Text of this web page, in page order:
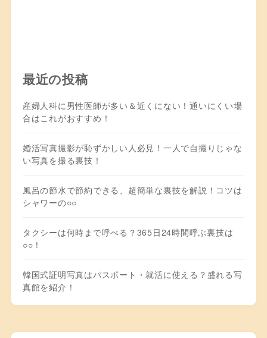
最近の投稿
産婦人科に男性医師が多い＆近くにない！通いにくい場
合はこれがおすすめ！
婚活写真撮影が恥ずかしい人必見！一人で自撮りじゃな
い写真を撮る裏技！
風呂の節水で節約できる、超簡単な裏技を解説！コツは
シャワーの○○
タクシーは何時まで呼べる？365日24時間呼ぶ裏技は
○○！
韓国式証明写真はパスポート・就活に使える？盛れる写
真館を紹介！